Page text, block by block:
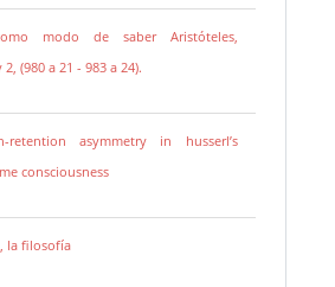
modo de saber Aristóteles,
(980 a 21 - 983 a 24).
retention asymmetry in husserl’s
consciousness
la filosofía